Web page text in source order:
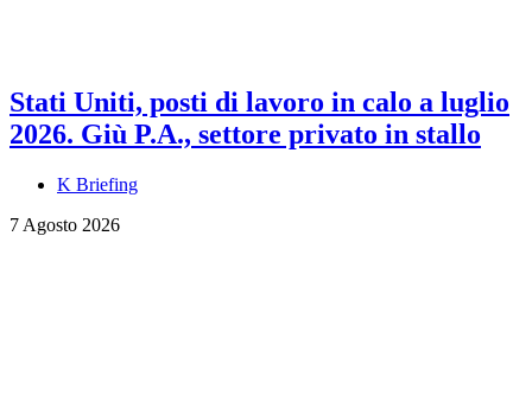
Stati Uniti, posti di lavoro in calo a luglio
2026. Giù P.A., settore privato in stallo
K Briefing
7 Agosto 2026